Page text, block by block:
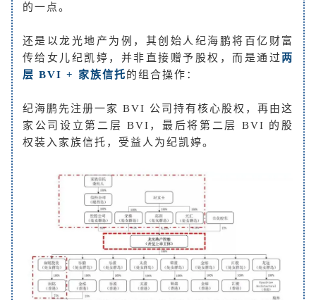
的一点。
还是以龙光地产为例，其创始人纪海鹏将百亿财富
传给女儿纪凯婷，并非直接赠予股权，而是通过 两
层 BVI + 家族信托的组合操作：
纪海鹏先注册一家 BVI 公司持有核心股权，再由这
家公司设立第二层 BVI，最后将第二层 BVI 的股
权装入家族信托，受益人为纪凯婷。